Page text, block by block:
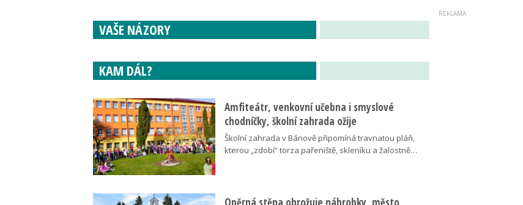
VAŠE NÁZORY
KAM DÁL?
Amfiteátr, venkovní učebna i smyslové
chodníčky, školní zahrada ožije
Školní zahrada v Bánově připomíná travnatou pláň,
kterou „zdobí“ torza pařeniště, skleníku a žalostně…
Opěrná stěna ohrožuje náhrobky, město